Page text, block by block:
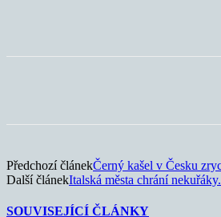
Předchozí článekČerný kašel v Česku
Další článekItalská města chrání
SOUVISEJÍCÍ ČLÁNKY